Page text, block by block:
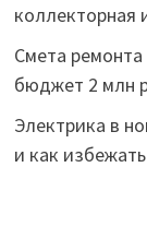
коллекторная
Смета ремонта
бюджет 2 млн
Электрика в
и как